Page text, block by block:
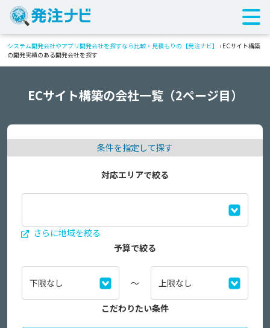
システム開発会社やアプリ開発会社を探すなら比較・見積もりの【発注ナビ】 › ECサイト構築
の開発実績のある開発会社を探す
ECサイト構築の会社一覧（2ページ目）
条件を指定して探す
対応エリアで絞る
さらに地域を絞る
予算で絞る
～
こだわりたい条件